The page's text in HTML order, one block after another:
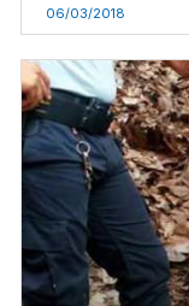
06/03/2018